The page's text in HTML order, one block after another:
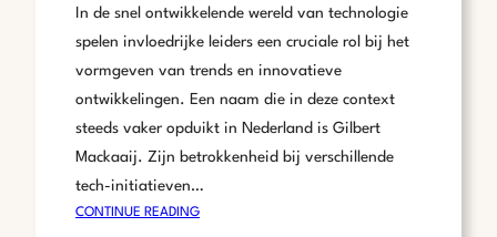
In de snel ontwikkelende wereld van technologie
spelen invloedrijke leiders een cruciale rol bij het
vormgeven van trends en innovatieve
ontwikkelingen. Een naam die in deze context
steeds vaker opduikt in Nederland is Gilbert
Mackaaij. Zijn betrokkenheid bij verschillende
tech-initiatieven…
CONTINUE READING: